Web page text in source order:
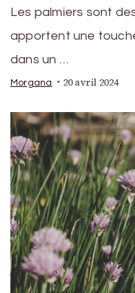
Les palmiers sont
apportent une
dans un …
Morgana 20 avril 2024